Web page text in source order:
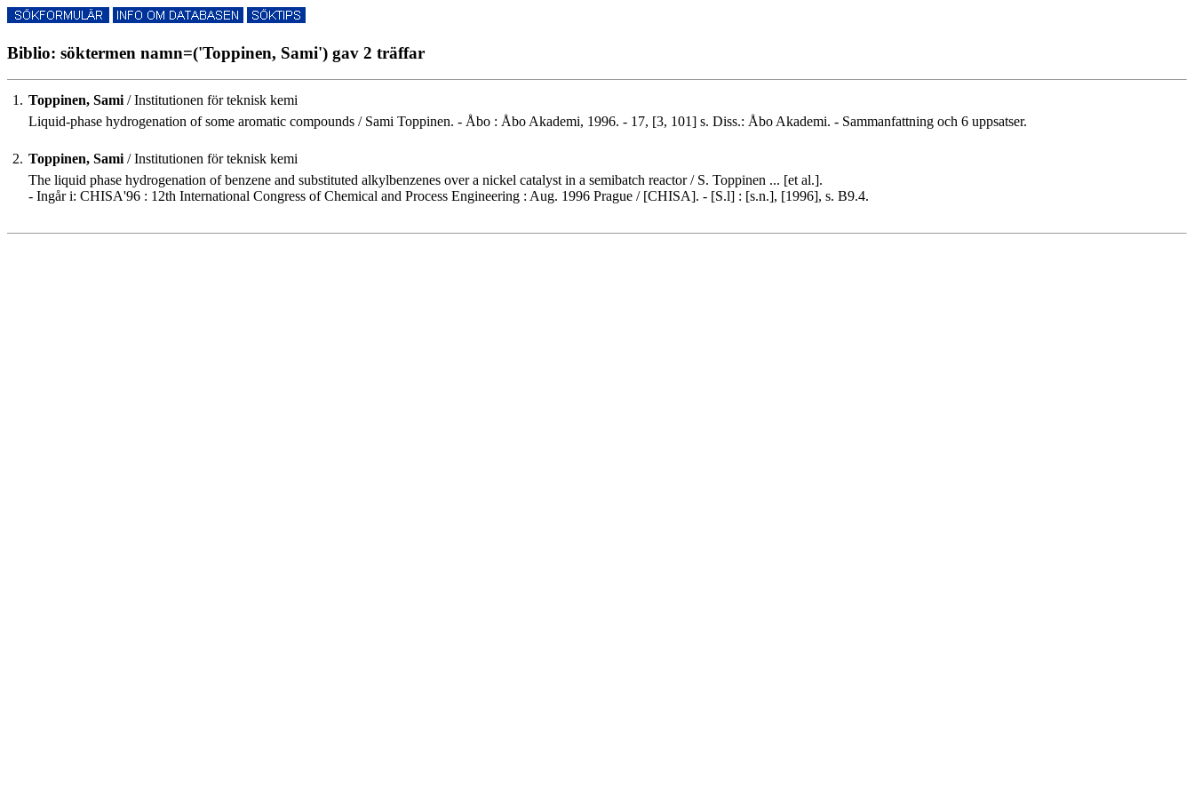
Biblio: söktermen namn=('Toppinen, Sami') gav 2 träffar
1. Toppinen, Sami/ Institutionen för teknisk kemi
Liquid-phase hydrogenation of some aromatic compounds / Sami Toppinen. - Åbo : Åbo Akademi, 1996. - 17, [3, 101] s. Diss.: Åbo Akademi. - Sammanfattning och 6 uppsatser.
2. Toppinen, Sami/ Institutionen för teknisk kemi
The liquid phase hydrogenation of benzene and substituted alkylbenzenes over a nickel catalyst in a semibatch reactor / S. Toppinen ... [et al.].
- Ingår i: CHISA'96 : 12th International Congress of Chemical and Process Engineering : Aug. 1996 Prague / [CHISA]. - [S.l] : [s.n.], [1996], s. B9.4.